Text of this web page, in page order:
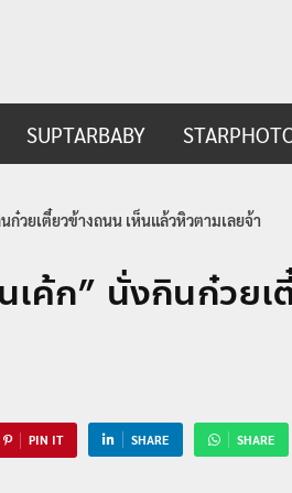
SUPTARBABY
ก๋วยเตี๋ยวข้างถนน เห็นแล้วหิวตามเลยจ้า
เค้ก” นั่งกินก๋วย
PIN IT SHARE SHARE